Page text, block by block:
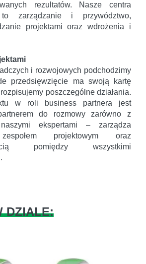
rezultatów. Nasze centra
to zarządzanie i przywództwo,
projektami oraz wdrożenia i
i rozwojowych podchodzimy
przedsięwzięcie ma swoją kartę
poszczególne działania.
w roli business partnera jest
do rozmowy zarówno z
ekspertami – zarządza
projektowym oraz
pomiędzy wszystkimi
DZIALE: